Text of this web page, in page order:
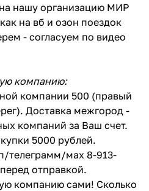
нашу организацию МИР
на вб и озон поездок
- согласуем по видео
компанию:
компании 500 (правый
Доставка межгород -
компаний за Ваш счет.
5000 рублей.
телеграмм/мах 8-913-
отправкой.
компанию сами! Сколько